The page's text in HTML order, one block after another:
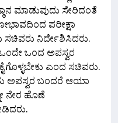
ಮಾಡುವುದು ಸೇರಿದಂತೆ
ಪರೀಕ್ಷಾ
ಸಚಿವರು ನಿರ್ದೇಶಿಸಿದರು.
ಒಂದ ಅಪಸ್ವರ
ಎಂದ ಸಚಿವರು.
ಅಪಸ್ವರ ಬಂದರೆ ಆಯಾ
ನೇರ ಹೊಣೆ